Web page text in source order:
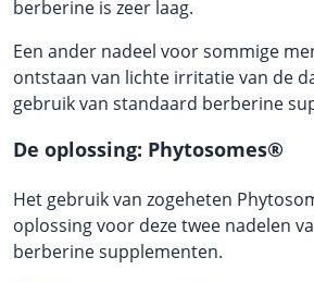
berberine is zeer laag.
Een ander nadeel voor sommige
ontstaan van lichte irritatie van de
gebruik van standaard berberine
De oplossing: Phytosomes®
Het gebruik van zogeheten
oplossing voor deze twee nadelen
berberine supplementen.